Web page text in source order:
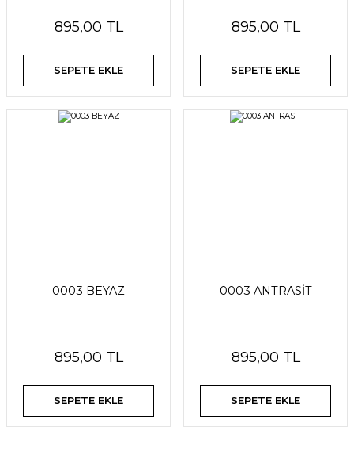
895,00 TL
SEPETE EKLE
895,00 TL
SEPETE EKLE
0003 BEYAZ
895,00 TL
SEPETE EKLE
0003 ANTRASİT
895,00 TL
SEPETE EKLE